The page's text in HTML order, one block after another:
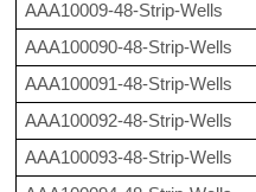
AAA10009-48-Strip-Wells
AAA100090-48-Strip-Wells
AAA100091-48-Strip-Wells
AAA100092-48-Strip-Wells
AAA100093-48-Strip-Wells